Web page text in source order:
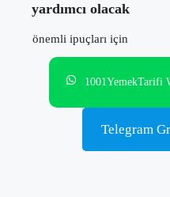
yardımcı olacak
önemli ipuçları için
1001YemekTarifi
Telegram